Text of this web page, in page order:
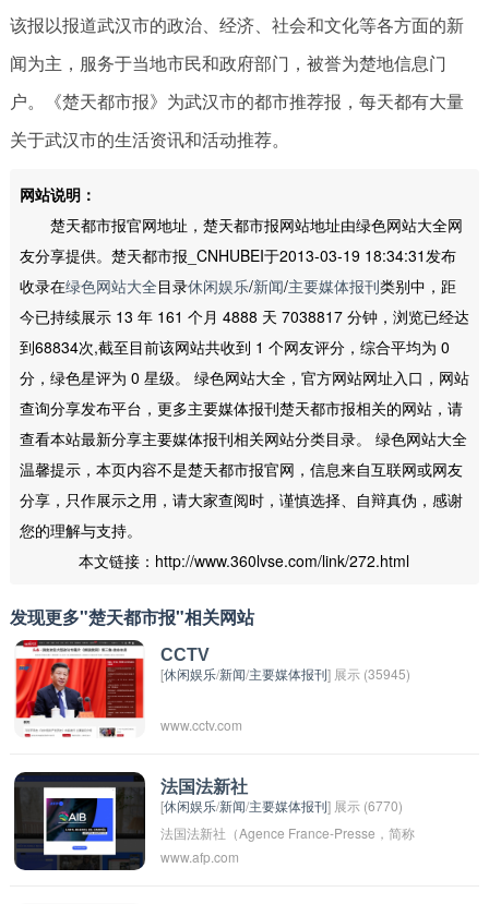
该报以报道武汉市的政治、经济、社会和文化等各方面的新
闻为主，服务于当地市民和政府部门，被誉为楚地信息门
户。《楚天都市报》为武汉市的都市推荐报，每天都有大量
关于武汉市的生活资讯和活动推荐。
网站说明：
楚天都市报官网地址，楚天都市报网站地址由绿色网站大全网
友分享提供。楚天都市报_CNHUBEI于2013-03-19 18:34:31发布
收录在绿色网站大全目录休闲娱乐/新闻/主要媒体报刊类别中，距
今已持续展示 13 年 161 个月 4888 天 7038817 分钟，浏览已经达
到68834次,截至目前该网站共收到 1 个网友评分，综合平均为 0
分，绿色星评为 0 星级。 绿色网站大全，官方网站网址入口，网站
查询分享发布平台，更多主要媒体报刊楚天都市报相关的网站，请
查看本站最新分享主要媒体报刊相关网站分类目录。 绿色网站大全
温馨提示，本页内容不是楚天都市报官网，信息来自互联网或网友
分享，只作展示之用，请大家查阅时，谨慎选择、自辩真伪，感谢
您的理解与支持。
本文链接：http://www.360lvse.com/link/272.html
发现更多"楚天都市报"相关网站
CCTV
[休闲娱乐/新闻/主要媒体报刊] 展示 (35945)
www.cctv.com
法国法新社
[休闲娱乐/新闻/主要媒体报刊] 展示 (6770)
法国法新社（Agence France-Presse，简称
AFP）是法国最大的国际新闻通讯社之一，成立
www.afp.com